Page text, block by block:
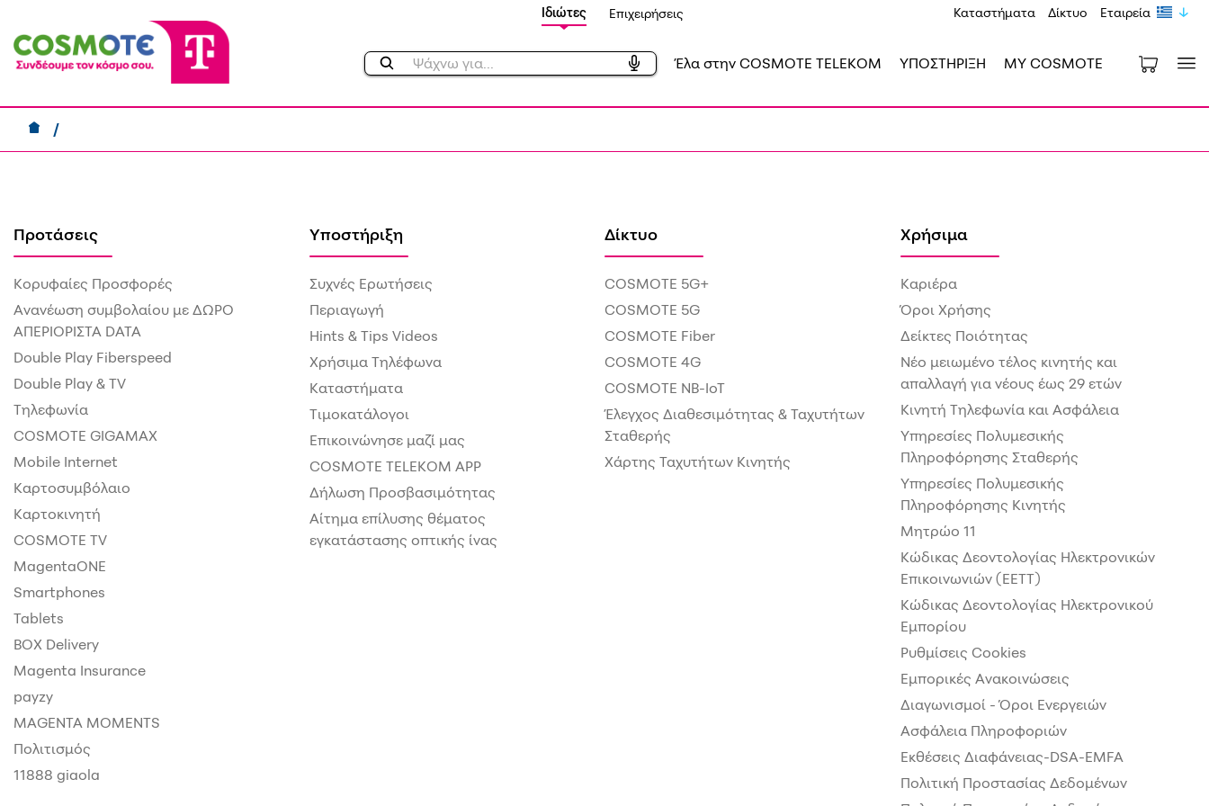
Ιδιώτες Επιχειρήσεις Καταστήματα Δίκτυο Εταιρεία
Έλα στην COSMOTE TELEKOM ΥΠΟΣΤΗΡΙΞΗ MY COSMOTE
Προτάσεις
Κορυφαίες Προσφορές
Ανανέωση συμβολαίου με ΔΩΡΟ
ΑΠΕΡΙΟΡΙΣΤΑ DATA
Double Play Fiberspeed
Double Play & TV
Τηλεφωνία
COSMOTE GIGAMAX
Mobile Internet
Καρτοσυμβόλαιο
Καρτοκινητή
COSMOTE TV
MagentaONE
Smartphones
Tablets
BOX Delivery
Magenta Insurance
payzy
MAGENTA MOMENTS
Πολιτισμός
11888 giaola
Υποστήριξη
Συχνές Ερωτήσεις
Περιαγωγή
Hints & Tips Videos
Χρήσιμα Τηλέφωνα
Καταστήματα
Τιμοκατάλογοι
Επικοινώνησε μαζί μας
COSMOTE TELEKOM APP
Δήλωση Προσβασιμότητας
Αίτημα επίλυσης θέματος
εγκατάστασης οπτικής ίνας
Δίκτυο
COSMOTE 5G+
COSMOTE 5G
COSMOTE Fiber
COSMOTE 4G
COSMOTE NB-IoT
Έλεγχος Διαθεσιμότητας & Ταχυτήτων
Σταθερής
Χάρτης Ταχυτήτων Κινητής
Χρήσιμα
Καριέρα
Όροι Χρήσης
Δείκτες Ποιότητας
Νέο μειωμένο τέλος κινητής και
απαλλαγή για νέους έως 29 ετών
Κινητή Τηλεφωνία και Ασφάλεια
Υπηρεσίες Πολυμεσικής
Πληροφόρησης Σταθερής
Υπηρεσίες Πολυμεσικής
Πληροφόρησης Κινητής
Μητρώο 11
Κώδικας Δεοντολογίας Ηλεκτρονικών
Επικοινωνιών (ΕΕΤΤ)
Κώδικας Δεοντολογίας Ηλεκτρονικού
Εμπορίου
Ρυθμίσεις Cookies
Εμπορικές Ανακοινώσεις
Διαγωνισμοί - Όροι Ενεργειών
Ασφάλεια Πληροφοριών
Εκθέσεις Διαφάνειας-DSA-EMFA
Πολιτική Προστασίας Δεδομένων